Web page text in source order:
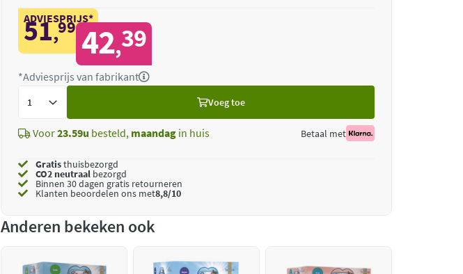
ADVIESPRIJS*
51,99 42,39
*Adviesprijs van fabrikant
Voeg toe
Voor23.59u besteld, maandag in huis Betaal met
Gratisthuisbezorgd
CO2 neutraal bezorgd
Binnen 30 dagen gratis retourneren
Klanten beoordelen ons met8,8/10
Anderen bekeken ook